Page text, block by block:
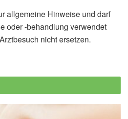
allgemeine Hinweise und darf
oder -behandlung verwendet
nicht ersetzen.